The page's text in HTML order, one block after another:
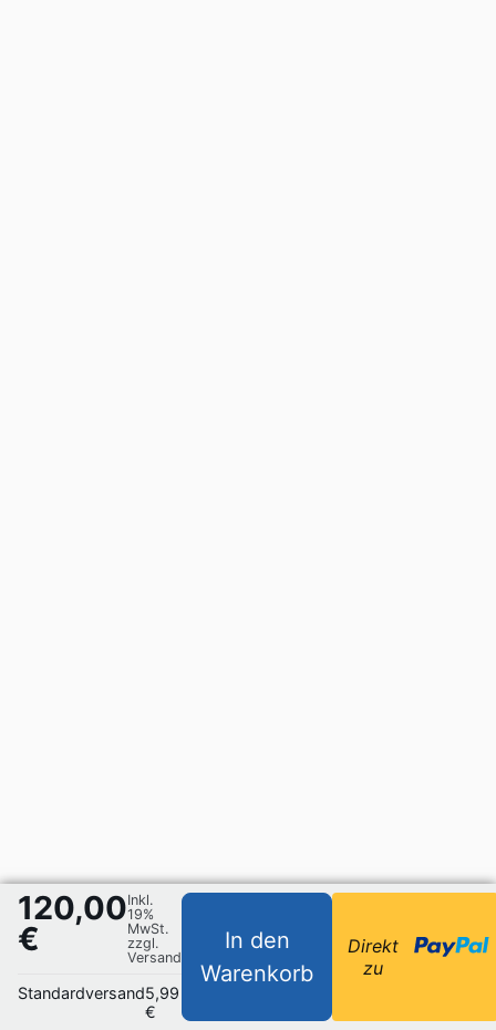
120,00
€
Inkl.
19%
MwSt.
zzgl.
Versand
Standardversand5,99
€
In den
Warenkorb
Direkt
zu